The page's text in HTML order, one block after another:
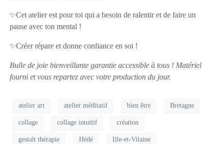
✨Cet atelier est pour toi qui a besoin de ralentir et de faire un
pause avec ton mental !
✨Créer répare et donne confiance en soi !
Bulle de joie bienveillante garantie accessible à tous ! Matériel
fourni et vous repartez avec votre production du jour.
atelier art atelier méditatif bien être Bretagne
collage collage intuitif création
gestalt thérapie Hédé Ille-et-Vilaine